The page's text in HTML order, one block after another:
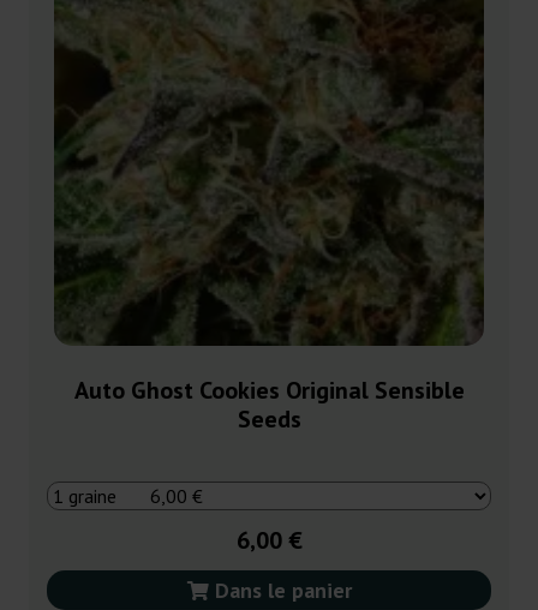
Auto Ghost Cookies Original Sensible
Seeds
6,00 €
Dans le panier